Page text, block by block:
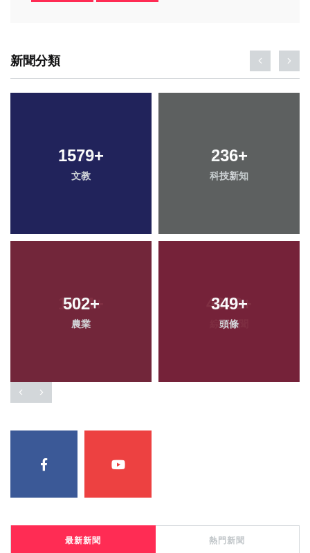
新聞分類
1579+
文教
236+
科技新知
502+
農業
349+
頭條
最新新聞 熱門新聞